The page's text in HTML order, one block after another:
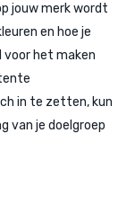
jouw merk wordt
en hoe je
het maken
in te zetten, kun
van je doelgroep